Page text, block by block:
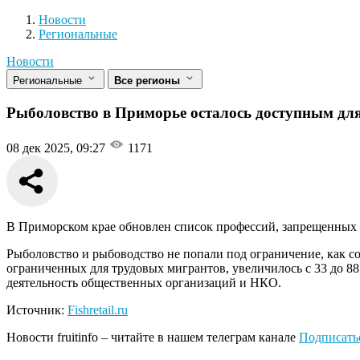
Новости
Разделы
Новости
Региональные
Новости
Региональные Все регионы
Рыболовство в Приморье осталось доступным
08 дек 2025, 09:27 1171
В Приморском крае обновлен список профессий,
Рыболовство и рыбоводство не попали под ограничение, как
ограниченных для трудовых мигрантов, увеличилось с 33 до
деятельность общественных организаций и НКО.
Источник: Fishretail.ru
Новости fruitinfo – читайте в нашем телеграм канале